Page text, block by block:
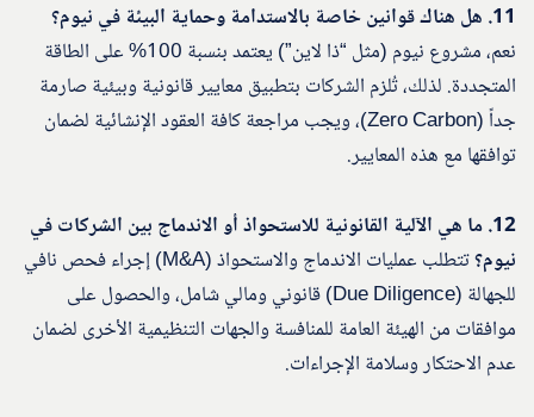
11. هل هناك قوانين خاصة بالاستدامة وحماية البيئة في نيوم؟
نعم، مشروع نيوم (مثل “ذا لاين”) يعتمد بنسبة 100% على الطاقة
المتجددة. لذلك، تُلزم الشركات بتطبيق معايير قانونية وبيئية صارمة
جداً (Zero Carbon)، ويجب مراجعة كافة العقود الإنشائية لضمان
توافقها مع هذه المعايير.
12. ما هي الآلية القانونية للاستحواذ أو الاندماج بين الشركات في
نيوم؟
تتطلب عمليات الاندماج والاستحواذ (M&A) إجراء فحص نافي
للجهالة (Due Diligence) قانوني ومالي شامل، والحصول على
موافقات من الهيئة العامة للمنافسة والجهات التنظيمية الأخرى لضمان
عدم الاحتكار وسلامة الإجراءات.